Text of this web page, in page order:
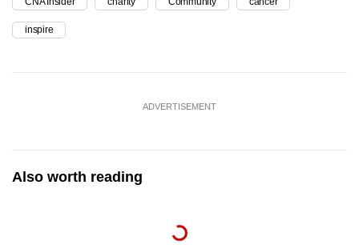
inspire
ADVERTISEMENT
Also worth reading